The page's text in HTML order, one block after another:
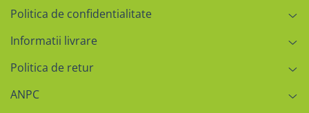
Politica de confidentialitate
Informatii livrare
Politica de retur
ANPC